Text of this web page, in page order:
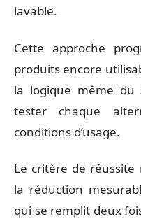
lavable.
Cette approche
produits encore
la logique même
tester chaque
conditions d’usage.
Le critère de réussite
la réduction
qui se remplit deux